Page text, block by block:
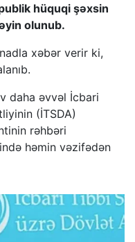
hüquqi şəxsin
olunub.
xəbər verir ki,
daha əvvəl İcbari
(İTSDA)
rəhbəri
həmin vəzifədən